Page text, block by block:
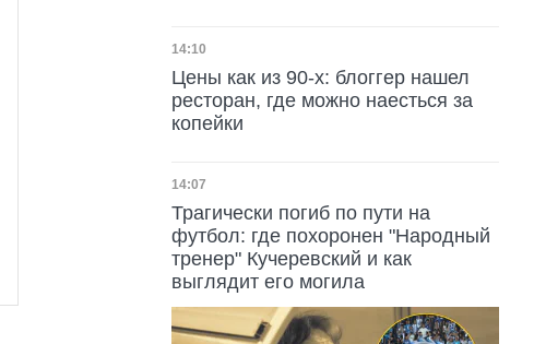
Дата публикации
14:10
Цены как из 90-х: блоггер нашел
ресторан, где можно наесться за
копейки
Дата публикации
14:07
Трагически погиб по пути на
футбол: где похоронен "Народный
тренер" Кучеревский и как
выглядит его могила